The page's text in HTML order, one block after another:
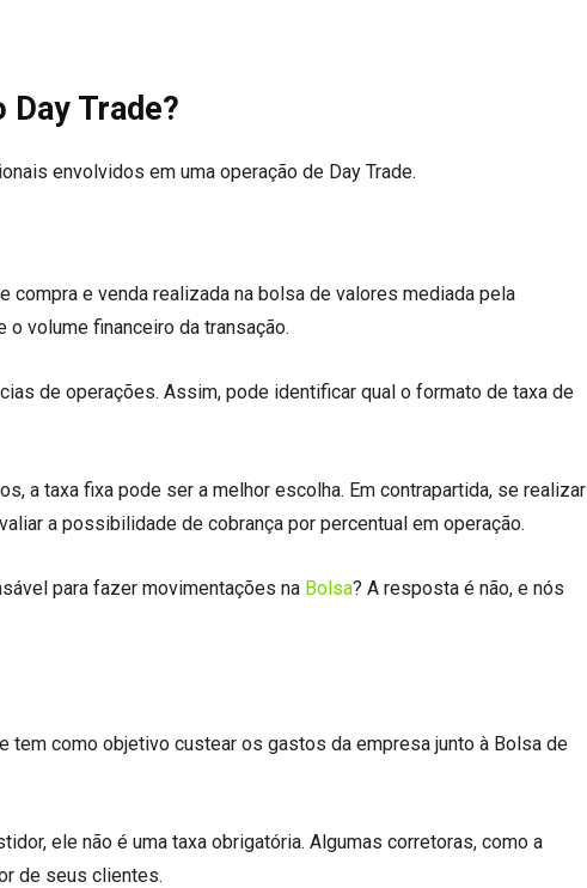
Trade?
envolvidos em uma operação de Day Trade.
compra e venda realizada na bolsa de valores mediada pela
volume financeiro da transação.
de operações. Assim, pode identificar qual o formato de taxa de
a taxa fixa pode ser a melhor escolha. Em contrapartida, se realizar
a possibilidade de cobrança por percentual em operação.
para fazer movimentações na Bolsa? A resposta é não, e nós
tem como objetivo custear os gastos da empresa junto à Bolsa de
ele não é uma taxa obrigatória. Algumas corretoras, como a
de seus clientes.